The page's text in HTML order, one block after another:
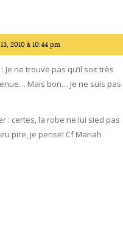
2010 à 10:44 pm
Je ne trouve pas qu’il soit très
Mais bon… Je ne suis pas
: certes, la robe ne lui sied pas
pire, je pense! Cf Mariah